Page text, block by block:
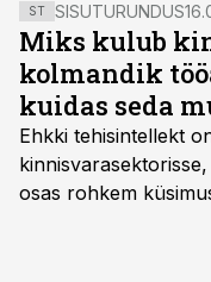
ST SISUTURUNDUS
Miks kulub
kolmandik
kuidas seda
Ehkki tehisintellekt
osas rohkem